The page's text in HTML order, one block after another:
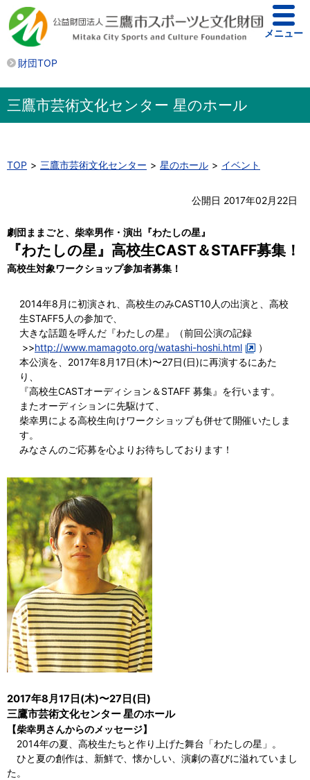
財団TOP
メニュー
三鷹市芸術文化センター 星のホール
TOP 三鷹市芸術文化センター 星のホール イベント
公開日 2017年02月22日
劇団ままごと、柴幸男作・演出『わたしの星』
『わたしの星』高校生CAST＆STAFF募集！
高校生対象ワークショップ参加者募集！
2014年8月に初演され、高校生のみCAST10人の出演と、高校
生STAFF5人の参加で、
大きな話題を呼んだ『わたしの星』（前回公演の記録
>>http://www.mamagoto.org/watashi-hoshi.html
）
本公演を、2017年8月17日(木)〜27日(日)に再演するにあた
り、
『高校生CASTオーディション＆STAFF 募集』を行います。
またオーディションに先駆けて、
柴幸男による高校生向けワークショップも併せて開催いたしま
す。
みなさんのご応募を心よりお待ちしております！
2017年8月17日(木)〜27日(日)
三鷹市芸術文化センター 星のホール
【柴幸男さんからのメッセージ】
2014年の夏、高校生たちと作り上げた舞台「わたしの星」。
ひと夏の創作は、新鮮で、懐かしい、演劇の喜びに溢れていまし
た。